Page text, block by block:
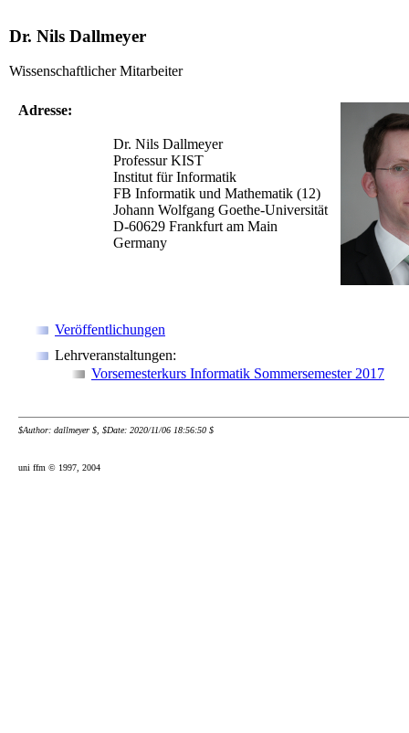
Dr. Nils Dallmeyer
Wissenschaftlicher Mitarbeiter
Adresse:
Dr. Nils Dallmeyer
Professur KIST
Institut für Informatik
FB Informatik und Mathematik (12)
Johann Wolfgang Goethe-Universität
D-60629 Frankfurt am Main
Germany
Veröffentlichungen
Lehrveranstaltungen:
Vorsemesterkurs Informatik Sommersemester 2017
$Author: dallmeyer $, $Date: 2020/11/06 18:56:50 $
uni ffm © 1997, 2004